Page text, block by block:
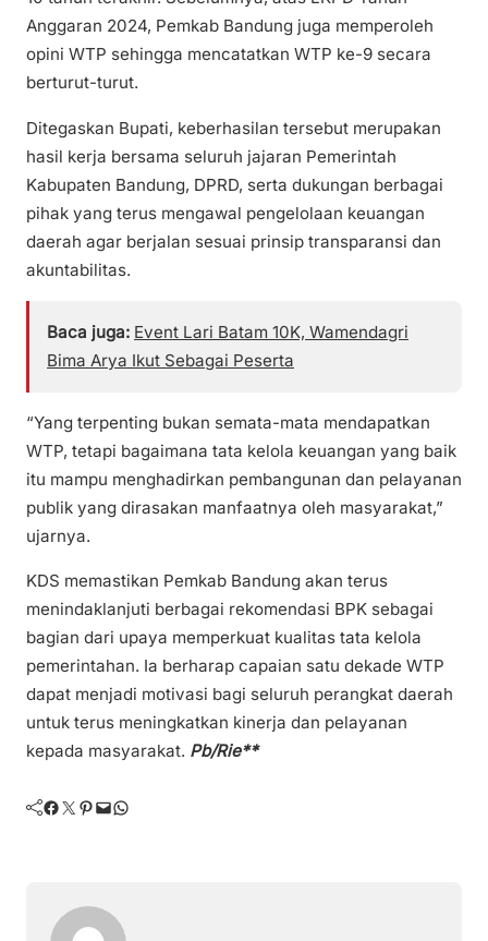
Anggaran 2024, Pemkab Bandung juga memperoleh
opini WTP sehingga mencatatkan WTP ke-9 secara
berturut-turut.
Ditegaskan Bupati, keberhasilan tersebut merupakan
hasil kerja bersama seluruh jajaran Pemerintah
Kabupaten Bandung, DPRD, serta dukungan berbagai
pihak yang terus mengawal pengelolaan keuangan
daerah agar berjalan sesuai prinsip transparansi dan
akuntabilitas.
Baca juga: Event Lari Batam 10K, Wamendagri
Bima Arya Ikut Sebagai Peserta
“Yang terpenting bukan semata-mata mendapatkan
WTP, tetapi bagaimana tata kelola keuangan yang baik
itu mampu menghadirkan pembangunan dan pelayanan
publik yang dirasakan manfaatnya oleh masyarakat,”
ujarnya.
KDS memastikan Pemkab Bandung akan terus
menindaklanjuti berbagai rekomendasi BPK sebagai
bagian dari upaya memperkuat kualitas tata kelola
pemerintahan. Ia berharap capaian satu dekade WTP
dapat menjadi motivasi bagi seluruh perangkat daerah
untuk terus meningkatkan kinerja dan pelayanan
kepada masyarakat. Pb/Rie**
Facebook Twitter Pinterest Mail WhatsApp